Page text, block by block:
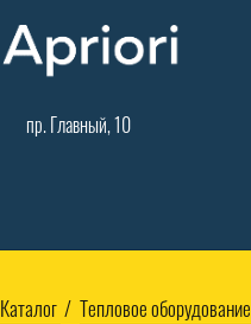
пр. Главный, 10
Каталог Тепловое оборудование